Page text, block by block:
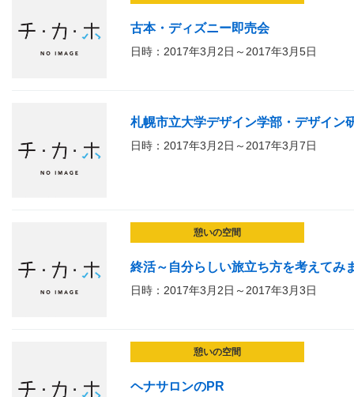
古本・ディズニー即売会
日時：2017年3月2日～2017年3月5日
札幌市立大学デザイン学部・デザイン
日時：2017年3月2日～2017年3月7日
憩いの空間
終活～自分らしい旅立ち方を考えてみ
日時：2017年3月2日～2017年3月3日
憩いの空間
ヘナサロンのPR